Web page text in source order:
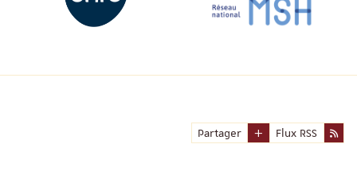
Partager Flux RSS